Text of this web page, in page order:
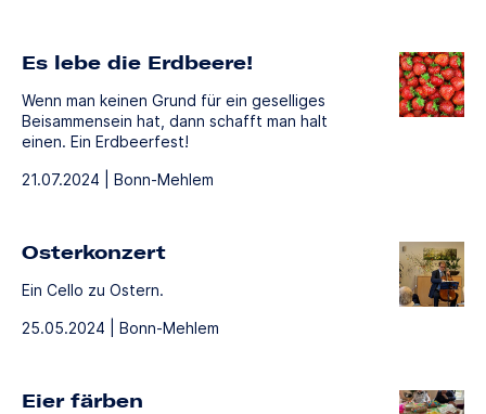
Es lebe die Erdbeere!
Wenn man keinen Grund für ein geselliges
Beisammensein hat, dann schafft man halt
einen. Ein Erdbeerfest!
21.07.2024 | Bonn-Mehlem
Osterkonzert
Ein Cello zu Ostern.
25.05.2024 | Bonn-Mehlem
Eier färben